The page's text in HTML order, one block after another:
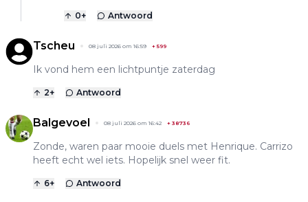
0+ Antwoord
Tscheu 08 juli 2026 om 16:59 +599
Ik vond hem een lichtpuntje zaterdag
2+ Antwoord
Balgevoel 08 juli 2026 om 16:42 + 38736
Zonde, waren paar mooie duels met Henrique. Carrizo
heeft echt wel iets. Hopelijk snel weer fit.
6+ Antwoord